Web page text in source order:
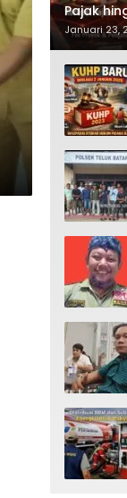
Pajak
Wajah
Januari 23,